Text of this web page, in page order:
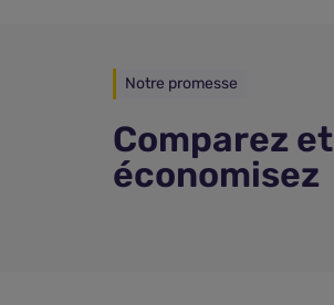
Notre promesse
Comparez et
économisez